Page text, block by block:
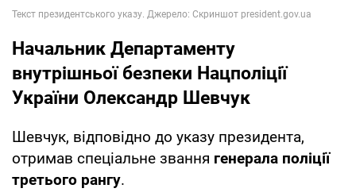
Начальник Департаменту
внутрішньої безпеки Нацполіції
України Олександр Шевчук
Шевчук, відповідно до указу президента,
отримав спеціальне звання генерала поліції
третього рангу.